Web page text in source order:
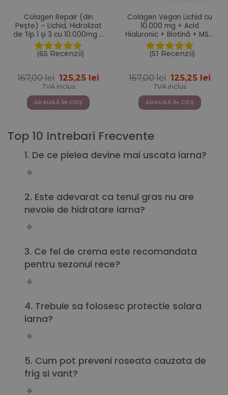
Colagen Repair (din
Pește) – Lichid, Hidrolizat
de Tip 1 și 3 cu 10.000mg +
Acid Hialuronic + Biotină +
MSM + Zinc + Siliciu +
Vitamine – 500ml
(65 Recenzii)
167,00lei Prețul
inițial
a
fost:
167,00 lei.
125,25 leiPrețul
TVA inclus
ADAUGĂ ÎN COȘ
Colagen Vegan Lichid cu
10.000 mg + Acid
Hialuronic + Biotină + MSM
+ Zinc + Siliciu + Seleniu +
Vitamine – 500 ml
(51 Recenzii)
167,00lei Prețul
inițial
a
fost:
167,00 lei.
125,25 lei
TVA inclus
ADAUGĂ ÎN COȘ
Top 10 Intrebari Frecvente
1. De ce pielea devine mai uscata iarna?
2. Este adevarat ca tenul gras nu are
nevoie de hidratare iarna?
3. Ce fel de crema este recomandata
pentru sezonul rece?
4. Trebuie sa folosesc protectie solara
iarna?
5. Cum pot preveni roseata cauzata de
frig si vant?